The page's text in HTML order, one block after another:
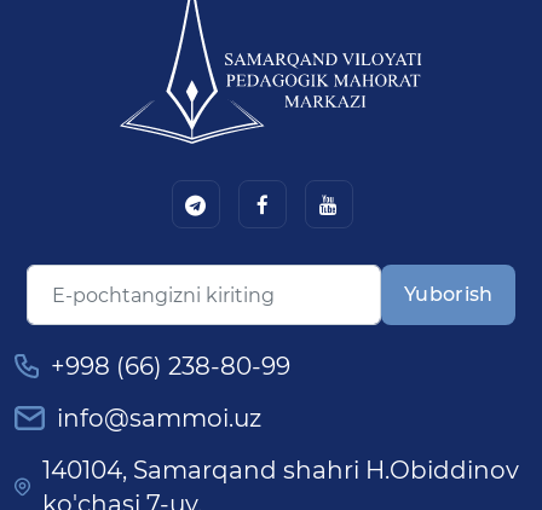
Yuborish
+998 (66) 238-80-99
info@sammoi.uz
140104, Samarqand shahri H.Obiddinov
ko'chasi 7-uy.